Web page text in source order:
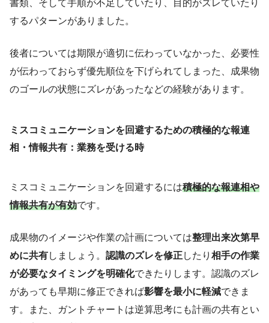
書類、そして手順が不足していたり、目的がズレていたり
するパターンがありました。
後者については期限が適切に伝わっていなかった、必要性
が伝わっておらず優先順位を下げられてしまった、成果物
のゴールの状態にズレがあったなどの経験があります。
ミスコミュニケーションを回避するための積極的な報連
相・情報共有：業務を受ける時
ミスコミュニケーションを回避するには積極的な報連相や
情報共有が有効です。
成果物のイメージや作業の計画については整理出来次第早
めに共有しましょう。 認識のズレを修正したり 相手の作業
が必要なタイミングを明確化できたりします。認識のズレ
があっても早期に修正できれば影響を最小に軽減できま
す。また、ガントチャートは逆算思考にも計画の共有とい